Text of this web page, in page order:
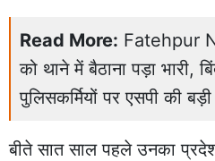
Read More: Fatehpur
को थाने में बैठाना पड़ा भारी,
पुलिसकर्मियों पर एसपी की बड़ी
बीते सात साल पहले उनका